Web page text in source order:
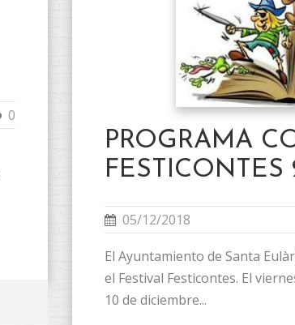
0
PROGRAMA
FESTICONTES
05/12/2018
El Ayuntamiento de Santa
el Festival Festicontes. El
10 de diciembre...